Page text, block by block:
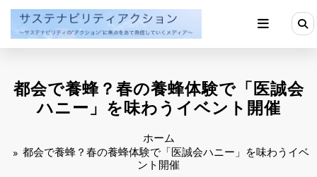
ン
都会で養蜂？春の養蜂体験で「医誠会
ハニー」を味わうイベント開催
ホーム
都会で養蜂？春の養蜂体験で「医誠会ハニー」を味わうイベ
ント開催